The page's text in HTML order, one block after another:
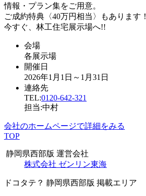
情報・プラン集をご用意。
ご成約特典〈40万円相当〉もあります！
今すぐ、林工住宅展示場へ!!
会場
各展示場
開催日
2026年1月1日～1月31日
連絡先
TEL:0120-642-321
担当:中村
会社のホームページで詳細をみる
TOP
静岡県西部版 運営会社
株式会社 ゼンリン東海
ドコタテ？ 静岡県西部版 掲載エリア